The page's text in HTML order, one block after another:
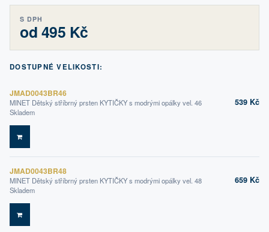
S DPH
od 495 Kč
DOSTUPNÉ VELIKOSTI:
JMAD0043BR46
MINET Dětský stříbrný prsten KYTIČKY s modrými opálky vel. 46
Skladem
539 Kč
DO KOŠÍKU
JMAD0043BR48
MINET Dětský stříbrný prsten KYTIČKY s modrými opálky vel. 48
Skladem
659 Kč
DO KOŠÍKU